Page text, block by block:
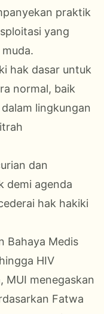
praktik
yang
hak dasar untuk
normal, baik
lingkungan
dan
demi agenda
hak hakiki
Bahaya Medis
HIV
MUI menegaskan
Fatwa